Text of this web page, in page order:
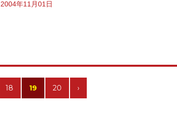
2004年11月01日
18 19 20 ›